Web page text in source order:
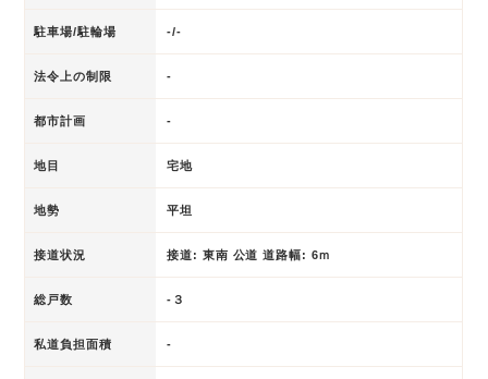
駐車場/駐輪場 -/-
法令上の制限 -
都市計画 -
地目 宅地
地勢 平坦
接道状況 接道: 東南 公道 道路幅: 6ｍ
総戸数 -３
私道負担面積 -